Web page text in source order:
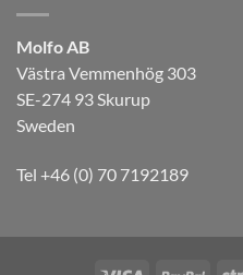
Molfo AB
Västra Vemmenhög 303
SE-274 93 Skurup
Sweden
Tel +46 (0) 70 7192189